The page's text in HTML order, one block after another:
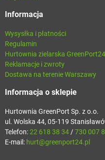
Informacja
Wysysłka i płatności
Regulamin
Hurtownia zielarska
Reklamacje i zwroty
Dostawa na terenie Warszawy
Informacja o sklepie
Hurtownia GreenPort Sp. z o.o.
ul. Wolska 44, 05-119
Telefon:22 618 38 34 /730 007
E-mail: hurt@greenport24.pl